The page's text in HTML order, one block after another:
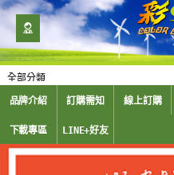
品牌介紹 訂購需知 線上訂購
下載專區 LINE+好友